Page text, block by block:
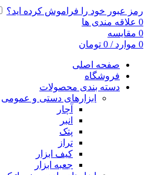
رمز عبور خود را فراموش کرده اید؟
0 علاقه مندی ها
0 مقایسه
0 موارد /
0 تومان
صفحه اصلی
فروشگاه
دسته بندی محصولات
ابزارهای دستی و عمومی
آچار
انبر
پتک
تراز
کیف ابزار
جعبه ابزار